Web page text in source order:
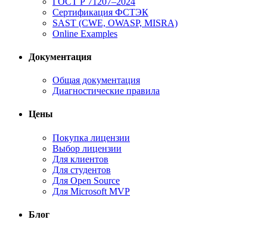
Сертификация ФСТЭК
SAST (CWE, OWASP, MISRA)
Online Examples
Документация
Общая документация
Диагностические правила
Цены
Покупка лицензии
Выбор лицензии
Для клиентов
Для студентов
Для Open Source
Для Microsoft MVP
Блог